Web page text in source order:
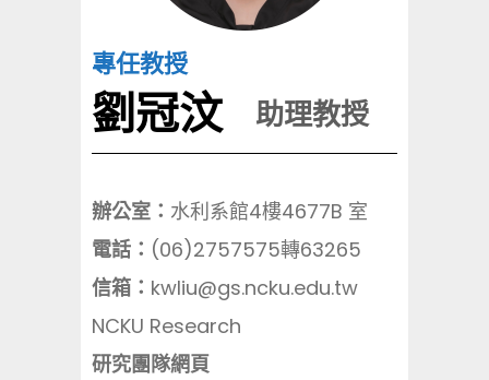
專任教授
劉冠汶 助理教授
辦公室： 水利系館4樓4677B 室
電話： (06)2757575轉63265
信箱： kwliu@gs.ncku.edu.tw
NCKU Research
研究團隊網頁